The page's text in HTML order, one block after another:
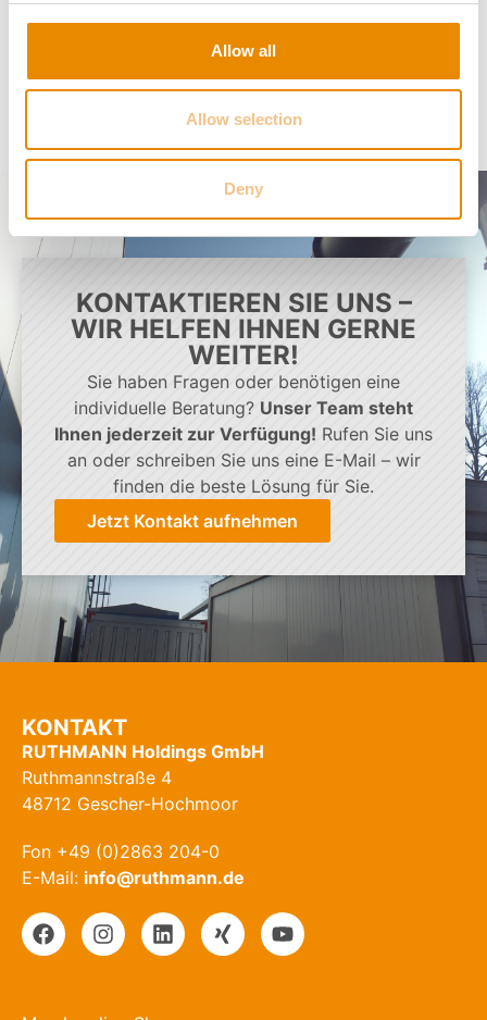
Allow all
Allow selection
Deny
KONTAKTIEREN SIE UNS –
WIR HELFEN IHNEN GERNE
WEITER!
Sie haben Fragen oder benötigen eine
individuelle Beratung? Unser Team steht
Ihnen jederzeit zur Verfügung! Rufen Sie uns
an oder schreiben Sie uns eine E-Mail – wir
finden die beste Lösung für Sie.
Jetzt Kontakt aufnehmen
KONTAKT
RUTHMANN Holdings GmbH
Ruthmannstraße 4
48712 Gescher-Hochmoor
Fon +49 (0)2863 204-0
E-Mail: info@ruthmann.de